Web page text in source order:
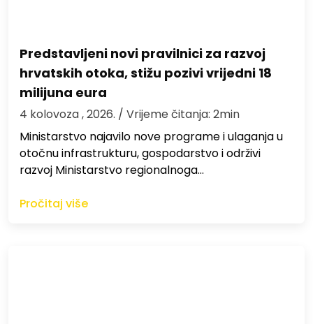
Predstavljeni novi pravilnici za razvoj
hrvatskih otoka, stižu pozivi vrijedni 18
milijuna eura
4 kolovoza , 2026. / Vrijeme čitanja: 2min
Ministarstvo najavilo nove programe i ulaganja u
otočnu infrastrukturu, gospodarstvo i održivi
razvoj Ministarstvo regionalnoga…
Pročitaj više